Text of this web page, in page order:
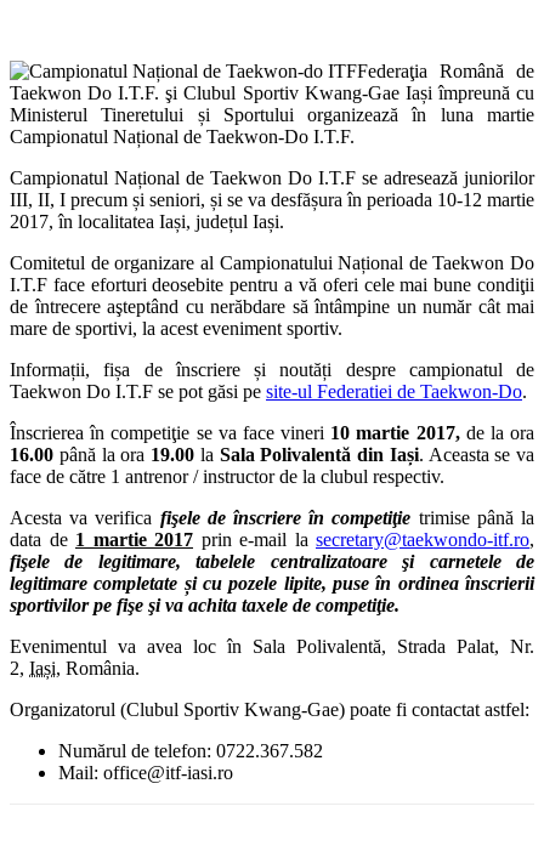
Federaţia Română de
Taekwon Do I.T.F. şi Clubul Sportiv Kwang-Gae Iași împreună cu
Ministerul Tineretului și Sportului organizează în luna martie
Campionatul Național de Taekwon-Do I.T.F.
Campionatul Național de Taekwon Do I.T.F se adresează juniorilor
III, II, I precum și seniori, și se va desfășura în perioada 10-12 martie
2017, în localitatea Iași, județul Iași.
Comitetul de organizare al Campionatului Național de Taekwon Do
I.T.F face eforturi deosebite pentru a vă oferi cele mai bune condiţii
de întrecere aşteptând cu nerăbdare să întâmpine un număr cât mai
mare de sportivi, la acest eveniment sportiv.
Informații, fișa de înscriere și noutăți despre campionatul de
Taekwon Do I.T.F se pot găsi pe site-ul Federatiei de Taekwon-Do.
Înscrierea în competiţie se va face vineri 10 martie 2017, de la ora
16.00 până la ora 19.00 la Sala Polivalentă din Iași. Aceasta se va
face de către 1 antrenor / instructor de la clubul respectiv.
Acesta va verifica fişele de înscriere în competiţie trimise până la
data de 1 martie 2017 prin e-mail la secretary@taekwondo-itf.ro,
fişele de legitimare, tabelele centralizatoare şi carnetele de
legitimare completate și cu pozele lipite, puse în ordinea înscrierii
sportivilor pe fişe şi va achita taxele de competiţie.
Evenimentul va avea loc în Sala Polivalentă, Strada Palat, Nr.
2, Iași, România.
Organizatorul (Clubul Sportiv Kwang-Gae) poate fi contactat astfel:
Numărul de telefon: 0722.367.582
Mail: office@itf-iasi.ro